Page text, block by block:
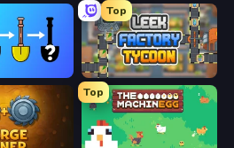
Top
Leek Factory Tycoon
Top